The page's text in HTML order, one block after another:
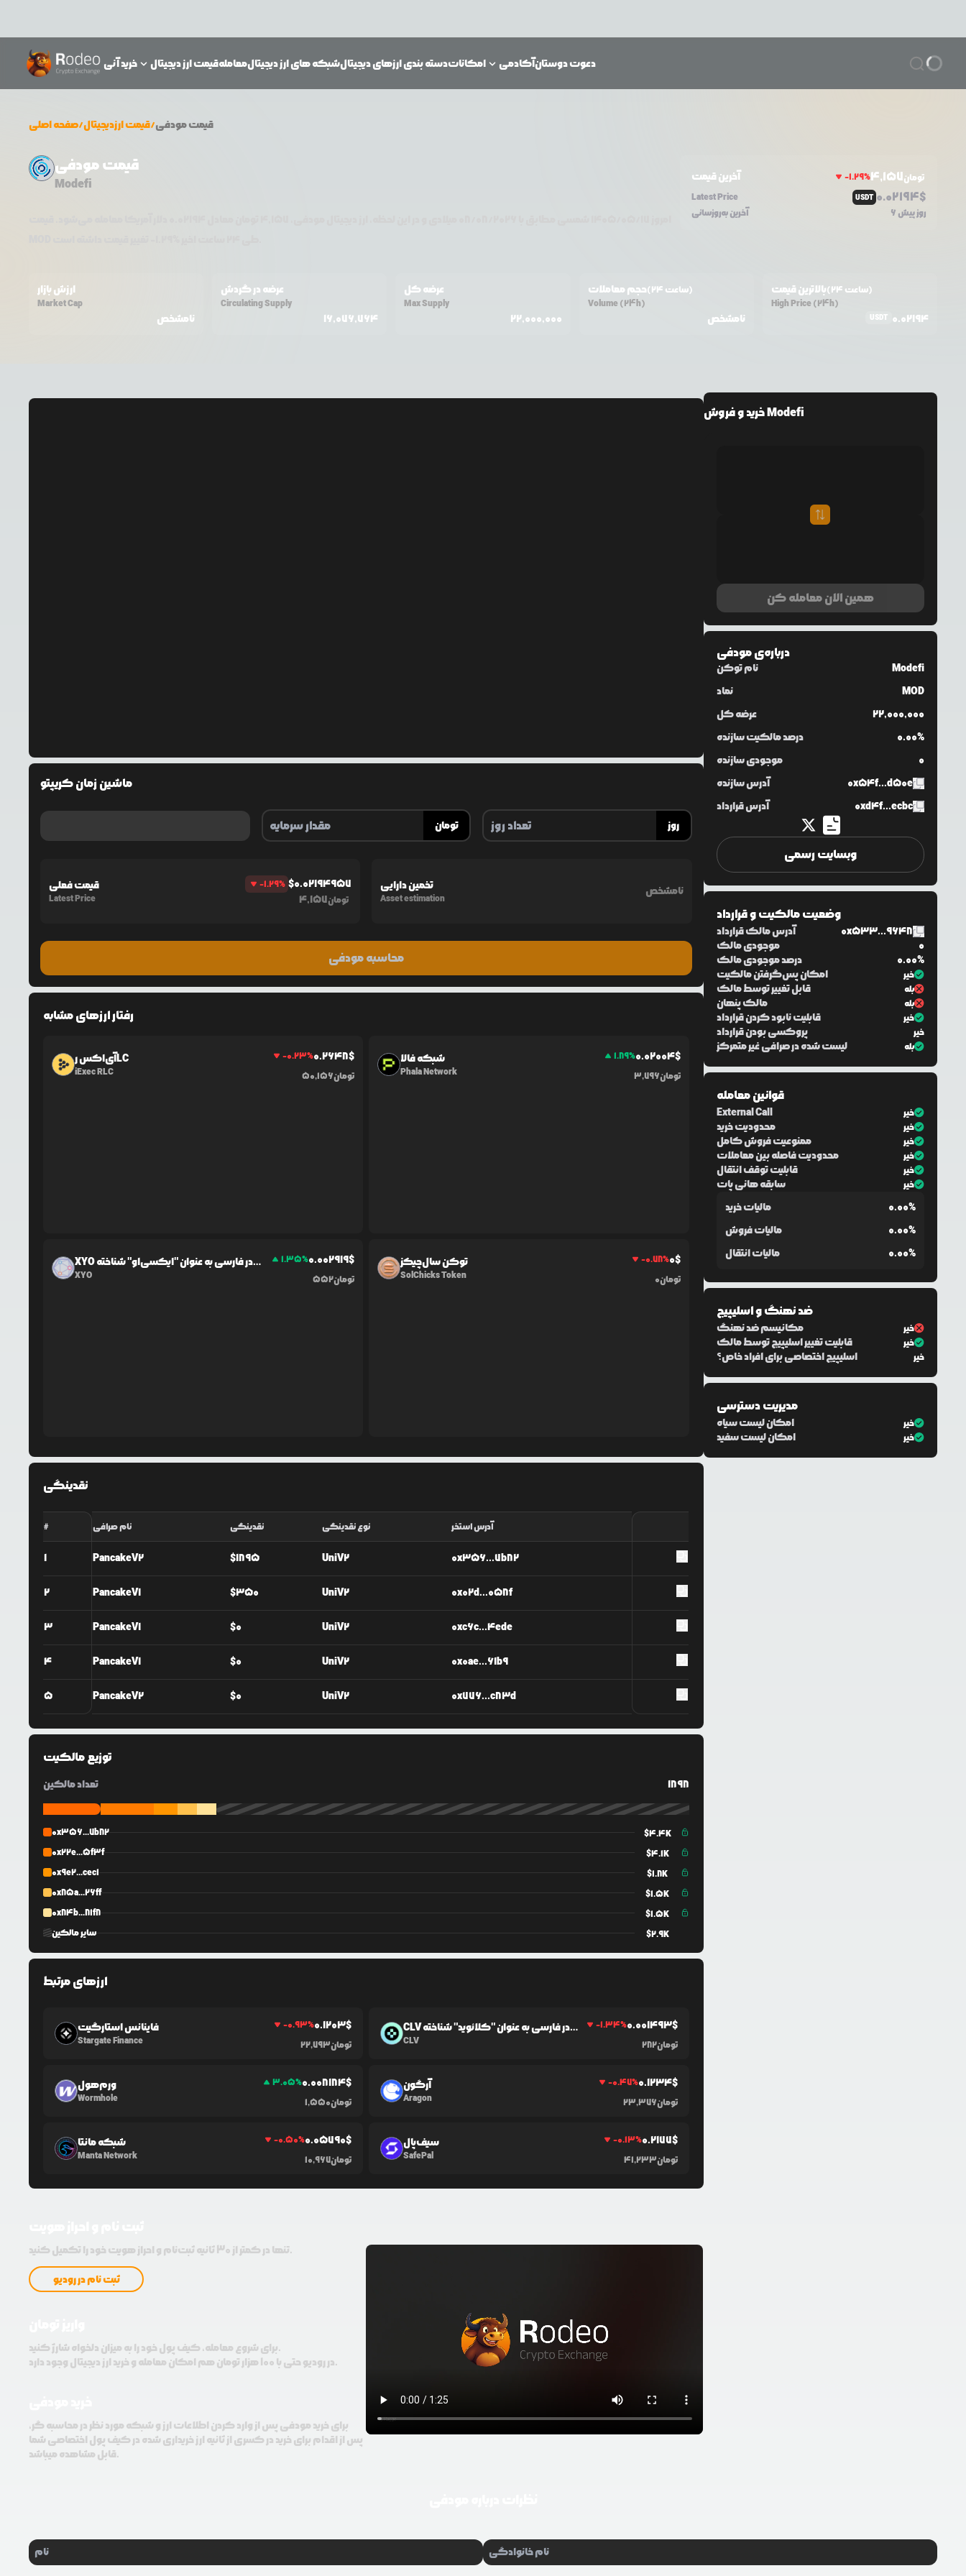
خرید آنی قیمت ارز دیجیتالمعاملهشبکه‌ های ارز دیجیتالدسته بندی ارزهای دیجیتالامکانات آکادمیدعوت دوستان
صفحه اصلی/قیمت ارزدیجیتال/ قیمتمودفی
قیمت مودفی
Modefi آخرین قیمت -1.29%4,157تومان
Latest Price
USDT 0.02194$
آخرین به‌روزسانی 6 روز پیش
ارزش بازار
Market Cap
نامشخص
عرضه در گردش
Circulating Supply
16,076,764
عرضه کل
Max Supply
22,000,000
حجم معاملات
(24 ساعت)
Volume (24h)
نامشخص
بالاترین قیمت
(24 ساعت)
High Price (24h)
USDT 0.02194
ماشین زمان کریپتو
تومان روز
قیمت فعلی
Latest Price
-1.29% $0.02194957
4,157تومان
تخمین دارایی
Asset estimation
نامشخص
محاسبه مودفی
رفتار ارزهای مشابه
آی‌اکس رLC
iExec RLC
-0.23%0.2648$
50,156تومان
شبکه فالا
Phala Network
1.89%0.02004$
3,796تومان
XYO در فارسی به عنوان "ایکسی‌او" شناخته
XYO
1.35%0.002919$
552تومان
توکن سال‌چیکز
SolChicks Token
-0.78%0$
0تومان
نقدینگی
# نام صرافی نقدینگی نوع نقدینگی آدرس استخر
1 PancakeV2 $1895 UniV2 0x356...7b82
2 PancakeV1 $350 UniV2 0x02d...058f
3 PancakeV1 $0 UniV2 0xc6c...4ede
4 PancakeV1 $0 UniV2 0x0ae...61b9
5 PancakeV2 $0 UniV2 0x776...c83d
توزیع مالکیت
تعداد مالکین 1898
0x356...7b82 $4.4K
0x22e...5f3f
$4.1K
0x9e2...cec1
$1.8K
0x85a...26ff
$1.5K
0x84b...81f8
$1.5K
سایر مالکین
$2.9K
ارزهای مرتبط
فاینانس استارگیت
Stargate Finance
-0.93%0.1203$
22,793تومان
CLV در فارسی به عنوان "کلائوید" شناخته
CLV
-1.34%0.001493$
282تومان
ورم‌هول
Wormhole
3.05%0.008184$
1,550تومان
آرگون
Aragon
-0.47%0.1234$
23,376تومان
شبکه مانتا
Manta Network
-0.50%0.05790$
10,967تومان
سیف‌پال
SafePal
-0.13%0.2177$
41,233تومان
تنها در کمتر از 30 ثانیه ثبت‌نام و احراز هویت خود را تکمیل کنید.
ثبت نام در رودیو
برای شروع معامله، کیف پول خود را به میزان دلخواه شارژ کنید.
در رودیو حتی با 100 هزار تومان هم امکان معامله و خرید ارز دیجیتال وجود دارد.
برای خرید مودفی پس از وارد کردن اطلاعات ارز و شبکه مورد نظر در محاسبه گر،
پس از اقدام برای خرید در کسری از ثانیه ارز خریداری شده در کیف پول اختصاصی شما
قابل مشاهده میباشد.
خرید و فروش Modefi
همین الان معامله کن
درباره‌یمودفی
نام توکن
Modefi
نماد
MOD
عرضه کل
22,000,000
درصد مالکیت سازنده
0.00%
موجودی سازنده
0
آدرس سازنده
0x54f...d50e
آدرس قرارداد
0xd4f...ecbc
وبسایت رسمی
وضعیت مالکیت و قرارداد
آدرس مالک قرارداد
0x533...9648
موجودی مالک
0
درصد موجودی مالک
0.00%
امکان پس‌گرفتن مالکیت
خیر
قابل تغییر توسط مالک بله
مالک پنهان بله
قابلیت نابود کردن قرارداد خیر
پروکسی بودن قرارداد خیر
لیست شده در صرافی غیر متمرکز بله
قوانین معامله
External Call خیر
محدودیت خرید خیر
ممنوعیت فروش کامل خیر
محدودیت فاصله بین معاملات خیر
قابلیت توقف انتقال خیر
سابقه هانی پات خیر
مالیات خرید
0.00%
مالیات فروش
0.00%
مالیات انتقال
0.00%
ضد نهنگ و اسلیپیج
مکانیسم ضد نهنگ خیر
قابلیت تغییر اسلیپیج توسط مالک خیر
اسلیپیج اختصاصی برای افراد خاص؟ خیر
مدیریت دسترسی
امکان لیست سیاه خیر
امکان لیست سفید خیر